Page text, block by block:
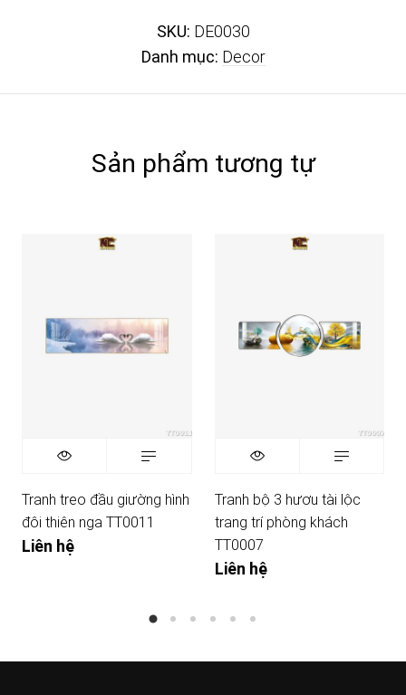
SKU: DE0030
Danh mục: Decor
Sản phẩm tương tự
Tranh treo đầu giường hình
đôi thiên nga TT0011
Liên hệ
Tranh bộ 3 hươu tài lộc
trang trí phòng khách
TT0007
Liên hệ